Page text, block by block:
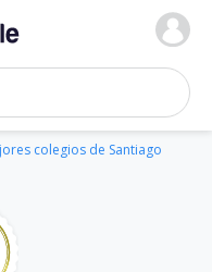
de colegios
colegios de Santiago